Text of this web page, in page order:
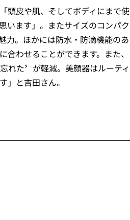
頭皮や肌、そしてボディにまで使
います」。またサイズのコンパク
力。ほかには防水・防滴機能のあ
わせることができます。また、
れた〞が軽減。美顔器はルーティ
」と吉田さん。